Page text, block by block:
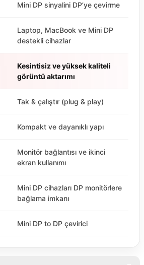
Mini DP sinyalini DP’ye çevirme
Laptop, MacBook ve Mini DP
destekli cihazlar
Kesintisiz ve yüksek kaliteli
görüntü aktarımı
Tak & çalıştır (plug & play)
Kompakt ve dayanıklı yapı
Monitör bağlantısı ve ikinci
ekran kullanımı
Mini DP cihazları DP monitörlere
bağlama imkanı
Mini DP to DP çevirici